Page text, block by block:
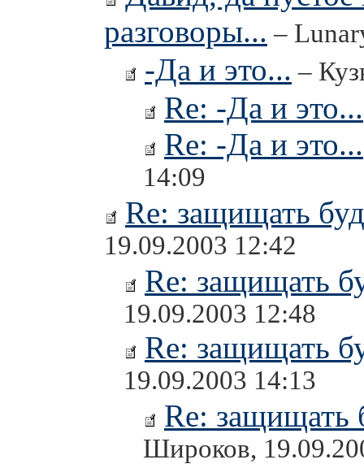
разговоры... –
-Да и это... –
Re: -Да и это...
Re: -Да и это...
14:09
Re: защищать
19.09.2003 12:42
Re: защищать
19.09.2003 12:48
Re: защищать
19.09.2003 14:13
Re: защищать
Широков,